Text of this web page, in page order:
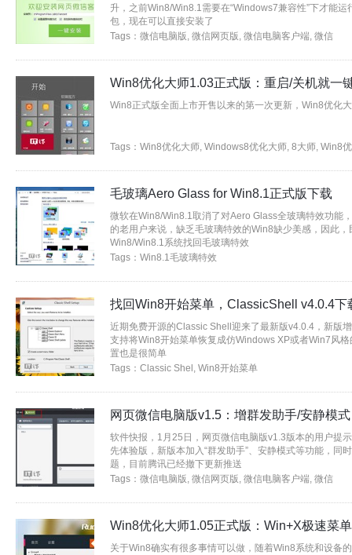
升，之前Win8/Win8.1需要在“Windows7兼容性”下才能
包，现在可以直接安装了
Tags： 微信电脑版, 微信网页版, 微信电脑客户端, 微信
Win8优化大师1.03正式版：重启/关机就一
Win8正式版全面上市开售以来的第一次更新， Win8优化
Tags： Win8优化大师, Windows8优化大师, 8大师, Win8
毛玻璃Aero Glass for Win8.1正式版下载
微软在Win8/Win8.1取消了对Aero Glass全玻璃特效功能
的老用户来说，缺乏毛玻璃特效的Win8缺少美感，因此
Win8/Win8.1系统找回毛玻璃特效
Tags： Win8.1毛玻璃特效
找回Win8开始菜单，ClassicShell v4.0.4下
近期免费开源的Classic Shell迎来了最新版v4.0.4，新版
支持将Win8开始菜单恢复成仿Windows XP或者Win7风
置也是很简单
Tags： Classic Shel , Win8开始菜单
网页微信电脑版v1.5：增群发助手/安静模式
软件快报，1月25日，网页微信电脑版v1.3版本的用户提
先体验版，新版本加入“群发助手”、安静模式等功能，同
题，目前腾讯已经撤下更新推送
Tags： 微信电脑版, 微信网页版, 微信电脑客户端, 微信
Win8优化大师1.05正式版：Win+X极速菜
关于Win8确实有很多事情可以做，随着Win8系统和设备